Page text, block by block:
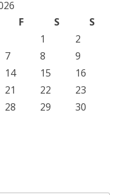
F S
S
1
2
7 8
9
14 15
16
21 22
23
28 29
30